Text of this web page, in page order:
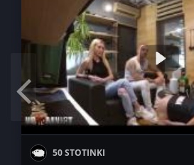
https://www.facebook.com/
https://www.instagram.com/ilyo_99/
ЙоМРУК! - https://www.facebook.com/
50СТОТИНКИ -https://
https://bigkef.com/
50 STOTINKI